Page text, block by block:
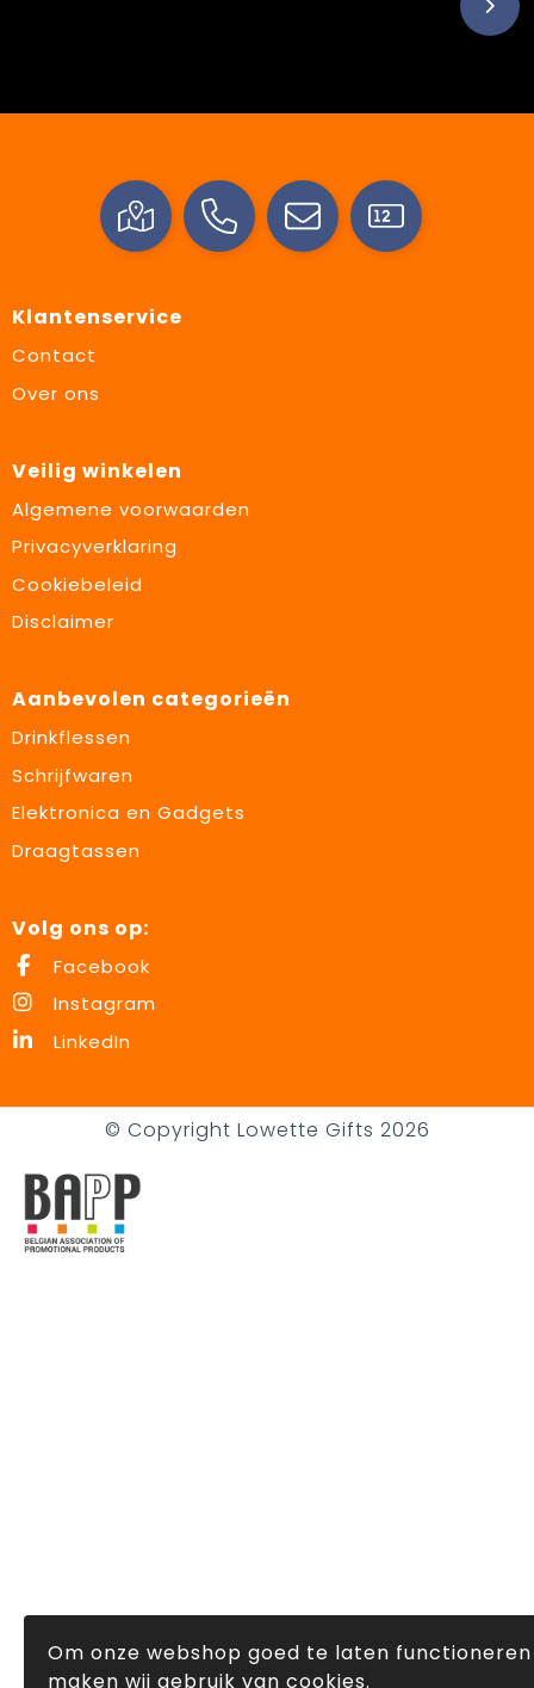
Klantenservice
Contact
Over ons
Veilig winkelen
Algemene voorwaarden
Privacyverklaring
Cookiebeleid
Disclaimer
Aanbevolen categorieën
Drinkflessen
Schrijfwaren
Elektronica en Gadgets
Draagtassen
Volg ons op:
Facebook
Instagram
LinkedIn
© Copyright Lowette Gifts 2026
Om onze webshop goed te laten functioneren
maken wij gebruik van cookies.